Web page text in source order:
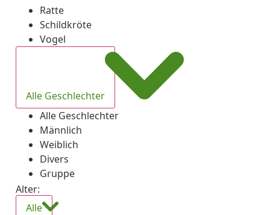
Ratte
Schildkröte
Vogel
Alle Geschlechter
Alle Geschlechter
Männlich
Weiblich
Divers
Gruppe
Alter:
Alle